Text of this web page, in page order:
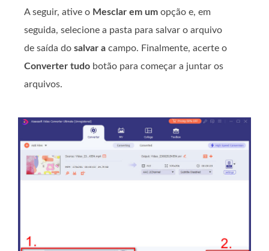
A seguir, ative o Mesclar em um opção e, em
seguida, selecione a pasta para salvar o arquivo
de saída do salvar a campo. Finalmente, acerte o
Converter tudo botão para começar a juntar os
arquivos.